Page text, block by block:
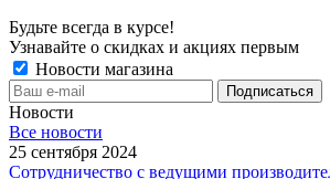
Будьте всегда в курсе!
Узнавайте о скидках и акциях первым
Новости магазина
Новости
Все новости
25 сентября 2024
Сотрудничество с ведущими